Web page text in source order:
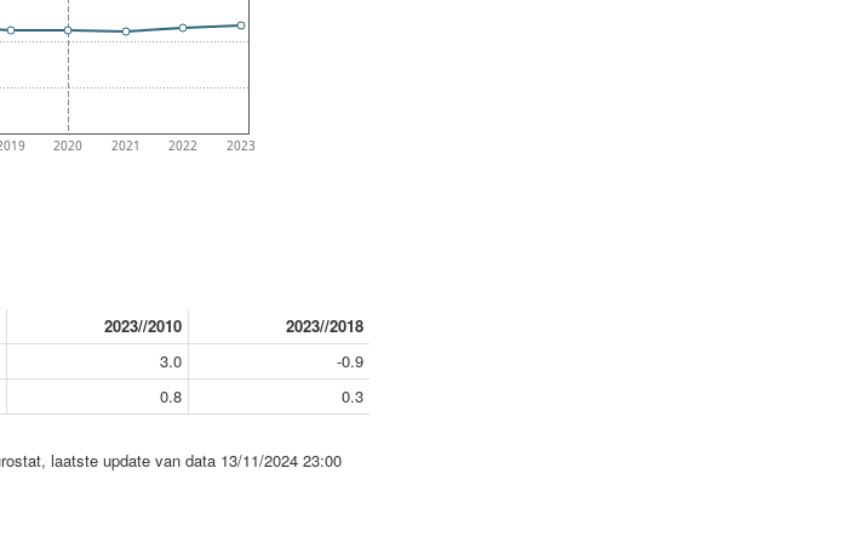
2020 2021 2022 2023
2023//2010
2023//2018
3.0
-0.9
0.8
0.3
laatste update van data 13/11/2024 23:00